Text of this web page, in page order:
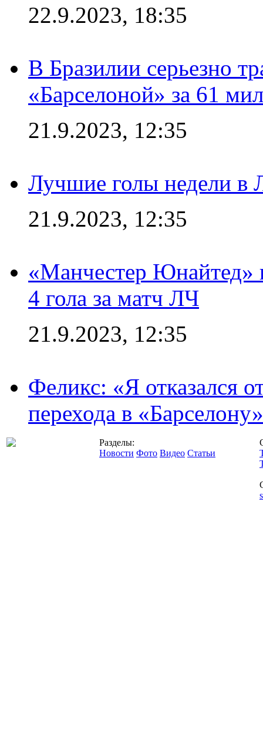
22.9.2023, 18:35
В Бразилии серьезно
«Барселоной» за 61
21.9.2023, 12:35
Лучшие голы недели в
21.9.2023, 12:35
«Манчестер Юнайтед»
4 гола за матч ЛЧ
21.9.2023, 12:35
Феликс: «Я отказался
перехода в «Барселону»
Разделы:
Новости Фото Видео Статьи